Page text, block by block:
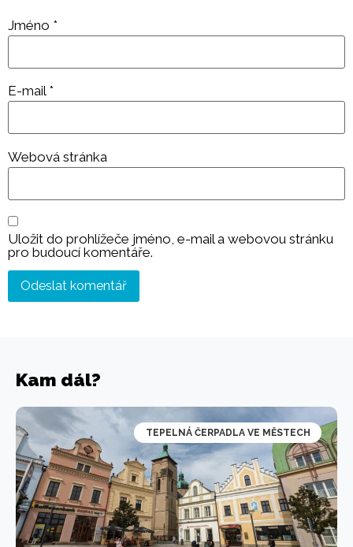
Jméno *
E-mail *
Webová stránka
Uložit do prohlížeče jméno, e-mail a webovou stránku
pro budoucí komentáře.
Kam dál?
TEPELNÁ ČERPADLA VE MĚSTECH